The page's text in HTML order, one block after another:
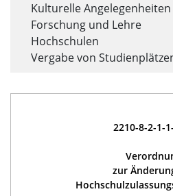
Kulturelle Angelegenheiten
Forschung und Lehre
Hochschulen
Vergabe von
2210-8-2-1-
zur